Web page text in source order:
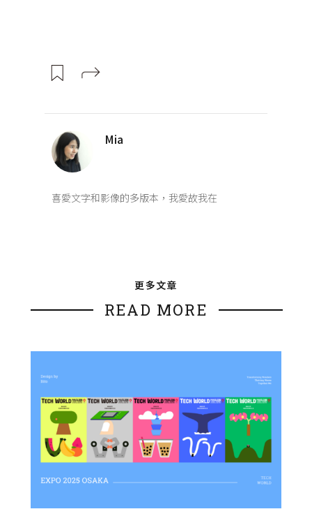
Mia
喜愛文字和影像的多版本，我愛故我在
更多文章
READ MORE